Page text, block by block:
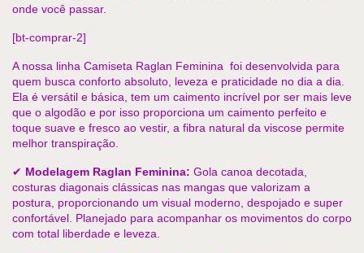
onde você passar.
[bt-comprar-2]
A nossa linha Camiseta Raglan Feminina  foi desenvolvida para
Ela é versátil e básica, tem um caimento incrível por ser mais leve
que o algodão e por isso proporciona um caimento perfeito e
toque suave e fresco ao vestir, a fibra natural da viscose permite
melhor transpiração.
✔ Modelagem Raglan Feminina: Gola canoa decotada,
costuras diagonais clássicas nas mangas que valorizam a
postura, proporcionando um visual moderno, despojado e super
confortável. Planejado para acompanhar os movimentos do corpo
com total liberdade e leveza.